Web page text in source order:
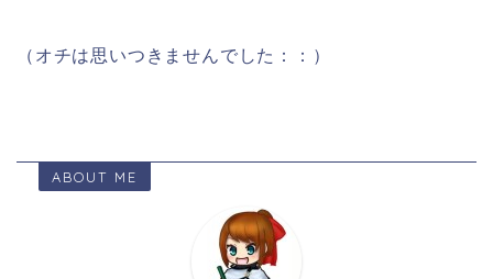
（オチは思いつきませんでした：：）
ABOUT ME